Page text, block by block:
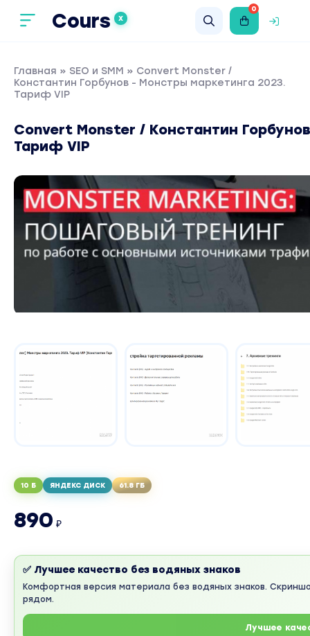
Cours X
0
Главная » SEO и SMM » Convert Monster /
Константин Горбунов - Монстры маркетинга 2023.
Тариф VIP
Convert Monster / Константин
Тариф VIP
10 Б ЯНДЕКС ДИСК 61.8 ГБ
890 ₽
✅ Лучшее качество без водяных знаков
Комфортная версия материала без водяных знаков.
рядом.
Лучшее